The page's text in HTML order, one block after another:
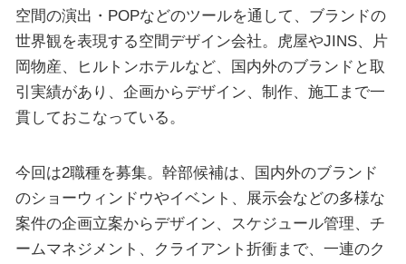
空間の演出・POPなどのツールを通して、ブランドの
世界観を表現する空間デザイン会社。虎屋やJINS、片
岡物産、ヒルトンホテルなど、国内外のブランドと取
引実績があり、企画からデザイン、制作、施工まで一
貫しておこなっている。
今回は2職種を募集。幹部候補は、国内外のブランド
のショーウィンドウやイベント、展示会などの多様な
案件の企画立案からデザイン、スケジュール管理、チ
ームマネジメント、クライアント折衝まで、一連のク